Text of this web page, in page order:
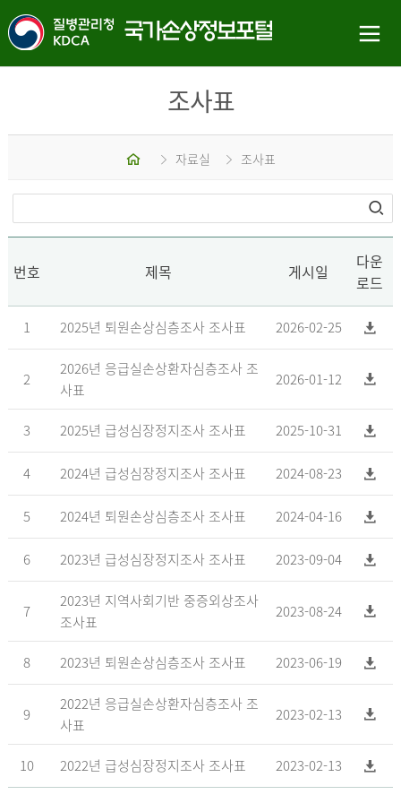
조사표
홈 자료실 조사표
번호 제목 게시일
다운
로드
1 2025년 퇴원손상심층조사 조사표 2026-02-25
2
2026년 응급실손상환자심층조사 조
사표
2026-01-12
3 2025년 급성심장정지조사 조사표 2025-10-31
4 2024년 급성심장정지조사 조사표 2024-08-23
5 2024년 퇴원손상심층조사 조사표 2024-04-16
6 2023년 급성심장정지조사 조사표 2023-09-04
7
2023년 지역사회기반 중증외상조사
조사표
2023-08-24
8 2023년 퇴원손상심층조사 조사표 2023-06-19
9
2022년 응급실손상환자심층조사 조
사표
2023-02-13
10 2022년 급성심장정지조사 조사표 2023-02-13